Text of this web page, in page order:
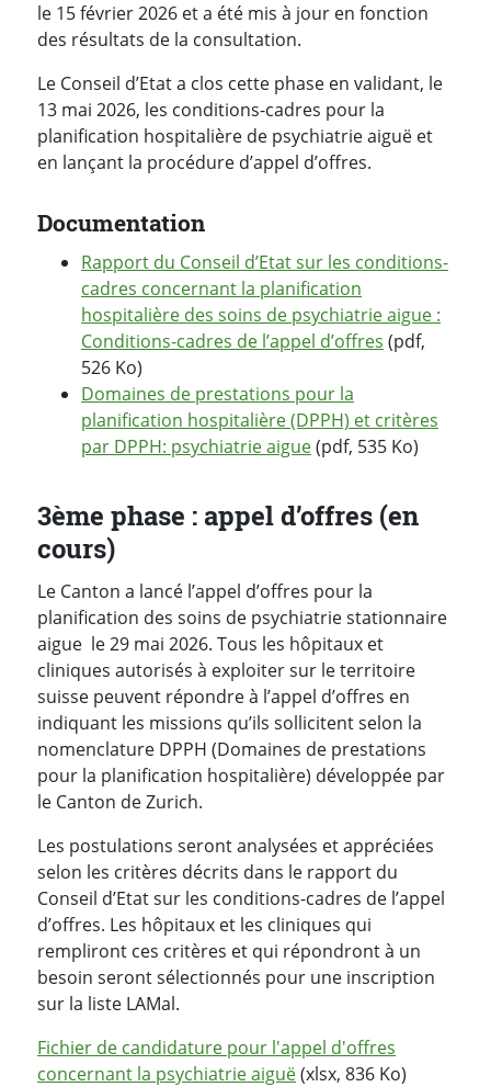
le 15 février 2026 et a été mis à jour en fonction
des résultats de la consultation.
Le Conseil d’Etat a clos cette phase en validant, le
13 mai 2026, les conditions-cadres pour la
planification hospitalière de psychiatrie aiguë et
en lançant la procédure d’appel d’offres.
Documentation
Rapport du Conseil d’Etat sur les conditions-
cadres concernant la planification
hospitalière des soins de psychiatrie aigue :
Conditions-cadres de l’appel d’offres (pdf,
526 Ko)
Domaines de prestations pour la
planification hospitalière (DPPH) et critères
par DPPH: psychiatrie aigue(pdf, 535 Ko)
3ème phase : appel d’offres (en
cours)
Le Canton a lancé l’appel d’offres pour la
planification des soins de psychiatrie stationnaire
aigue le 29 mai 2026. Tous les hôpitaux et
cliniques autorisés à exploiter sur le territoire
suisse peuvent répondre à l’appel d’offres en
indiquant les missions qu’ils sollicitent selon la
nomenclature DPPH (Domaines de prestations
pour la planification hospitalière) développée par
le Canton de Zurich.
Les postulations seront analysées et appréciées
selon les critères décrits dans le rapport du
Conseil d’Etat sur les conditions-cadres de l’appel
d’offres. Les hôpitaux et les cliniques qui
rempliront ces critères et qui répondront à un
besoin seront sélectionnés pour une inscription
sur la liste LAMal.
Fichier de candidature pour l'appel d'offres
concernant la psychiatrie aiguë(xlsx, 836 Ko)